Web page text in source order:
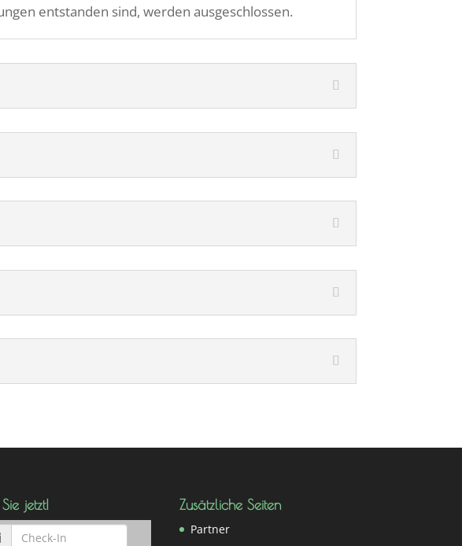
entstanden sind, werden ausgeschlossen.
jetzt! Zusätzliche Seiten
Partner